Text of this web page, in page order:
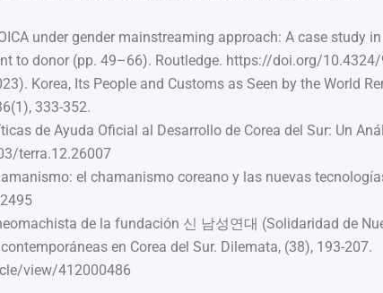
under gender mainstreaming approach: A case study
to donor (pp. 49–66). Routledge. https://doi.org/
Korea, Its People and Customs as Seen by the World
333-352.
de Ayuda Oficial al Desarrollo de Corea del Sur: Un
terra.12.26007
el chamanismo coreano y las nuevas
de la fundación 신 남성연대 (Solidaridad de
en Corea del Sur. Dilemata, (38), 193-207.
view/412000486